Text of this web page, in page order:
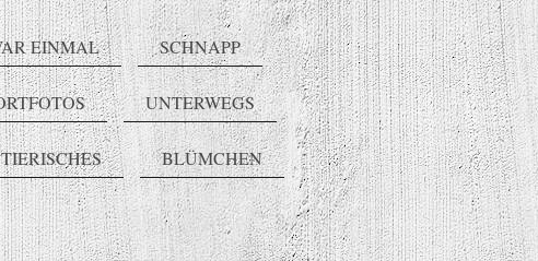
EINMAL SCHNAPP
UNTERWEGS
TIERISCHES BLÜMCHEN